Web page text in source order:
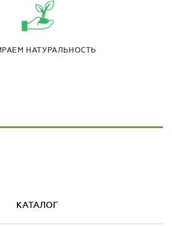
НАТУРАЛЬНОСТЬ
КАТАЛОГ